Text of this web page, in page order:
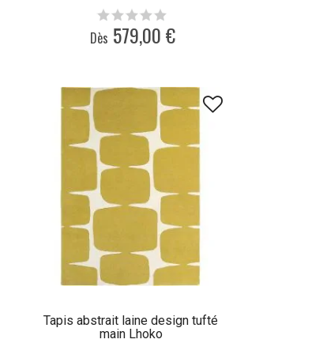
Dès 579,00 €
Tapis abstrait laine design tufté
main Lhoko